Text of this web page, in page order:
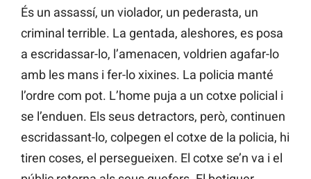
És un assassí, un violador, un pederasta, un
criminal terrible. La gentada, aleshores, es posa
a escridassar-lo, l’amenacen, voldrien agafar-lo
amb les mans i fer-lo xixines. La policia manté
l’ordre com pot. L’home puja a un cotxe policial i
se l’enduen. Els seus detractors, però, continuen
escridassant-lo, colpegen el cotxe de la policia, hi
tiren coses, el persegueixen. El cotxe se’n va i el